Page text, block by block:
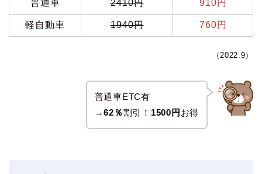
普通車 2410円 910円
軽自動車 1940円 760円
（2022.9）
普通車ETC有
→62％割引！ 1500円 お得